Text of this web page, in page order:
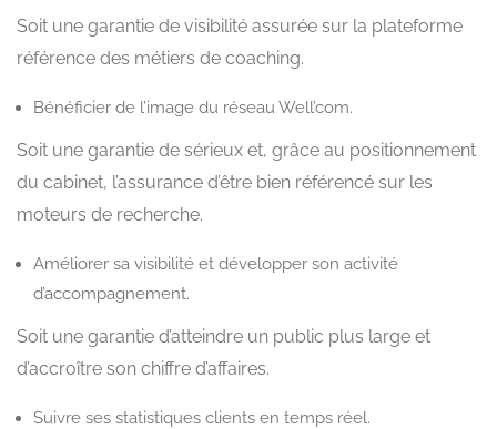
Soit une garantie de visibilité assurée sur la plateforme
référence des métiers de coaching.
Bénéficier de l’image du réseau Well’com.
Soit une garantie de sérieux et, grâce au positionnement
du cabinet, l’assurance d’être bien référencé sur les
moteurs de recherche.
Améliorer sa visibilité et développer son activité
d’accompagnement.
Soit une garantie d’atteindre un public plus large et
d’accroître son chiffre d’affaires.
Suivre ses statistiques clients en temps réel.